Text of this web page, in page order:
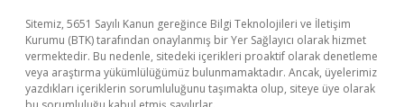
Sitemiz, 5651 Sayılı Kanun gereğince Bilgi Teknolojileri ve İletişim
Kurumu (BTK) tarafından onaylanmış bir Yer Sağlayıcı olarak hizmet
vermektedir. Bu nedenle, sitedeki içerikleri proaktif olarak denetleme
veya araştırma yükümlülüğümüz bulunmamaktadır. Ancak, üyelerimiz
yazdıkları içeriklerin sorumluluğunu taşımakta olup, siteye üye olarak